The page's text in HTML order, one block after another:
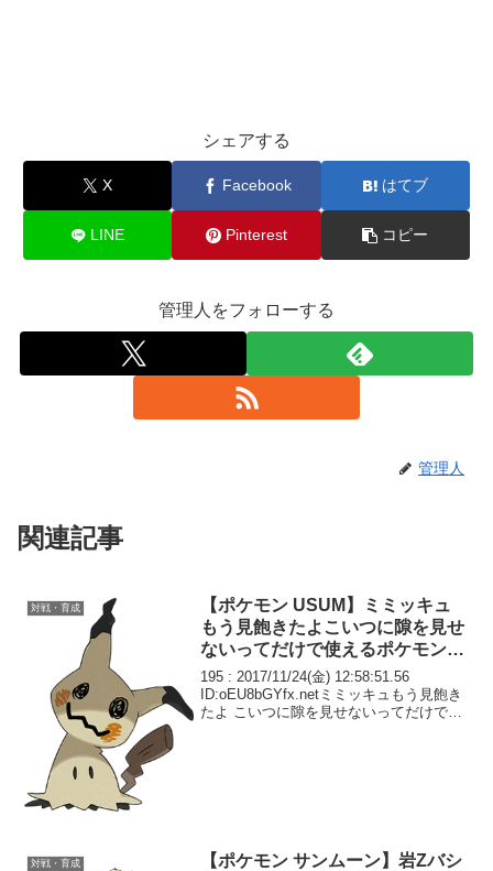
シェアする
X Facebook はてブ
LINE Pinterest コピー
管理人をフォローする
管理人
関連記事
対戦・育成
【ポケモン USUM】ミミッキュ
もう見飽きたよこいつに隙を見せ
ないってだけで使えるポケモン限
られるしさ
195 : 2017/11/24(金) 12:58:51.56
ID:oEU8bGYfx.netミミッキュもう見飽き
たよ こいつに隙を見せないってだけで使
対戦・育成
【ポケモン サンムーン】岩Zバシ